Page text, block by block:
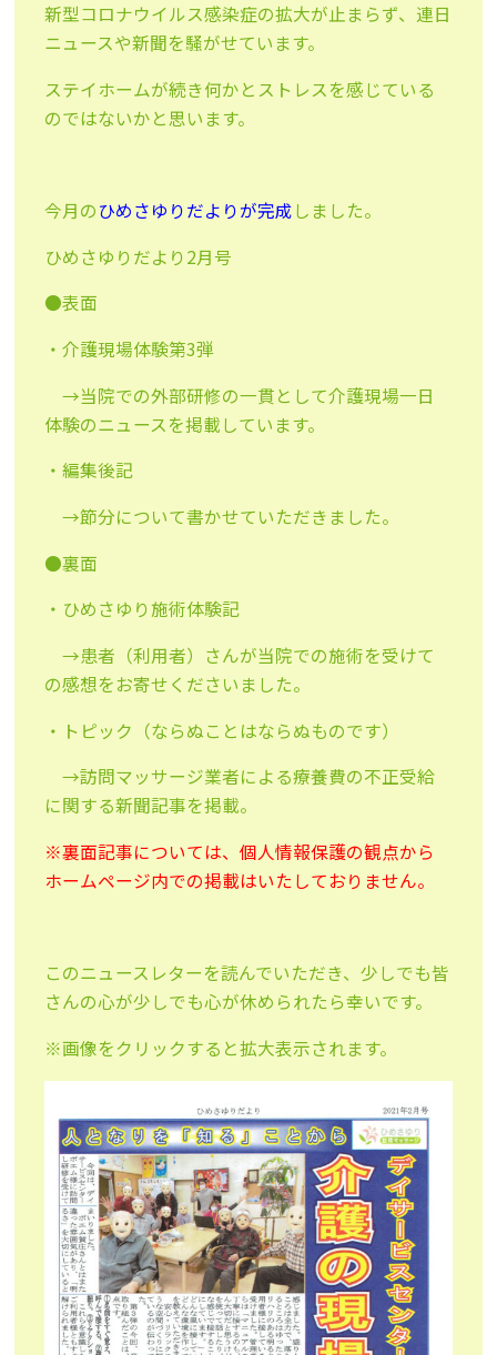
新型コロナウイルス感染症の拡大が止まらず、連日
ニュースや新聞を騒がせています。
ステイホームが続き何かとストレスを感じている
のではないかと思います。
今月のひめさゆりだよりが完成しました。
ひめさゆりだより2月号
●表面
・介護現場体験第3弾
→当院での外部研修の一貫として介護現場一日
体験のニュースを掲載しています。
・編集後記
→節分について書かせていただきました。
●裏面
・ひめさゆり施術体験記
→患者（利用者）さんが当院での施術を受けて
の感想をお寄せくださいました。
・トピック（ならぬことはならぬものです）
→訪問マッサージ業者による療養費の不正受給
に関する新聞記事を掲載。
※裏面記事については、個人情報保護の観点から
ホームページ内での掲載はいたしておりません。
このニュースレターを読んでいただき、少しでも皆
さんの心が少しでも心が休められたら幸いです。
※画像をクリックすると拡大表示されます。